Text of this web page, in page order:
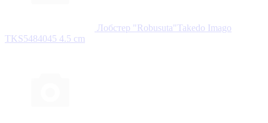
Лобстер "Robusuta"Takedo Imago
TKS5484045 4.5 cm